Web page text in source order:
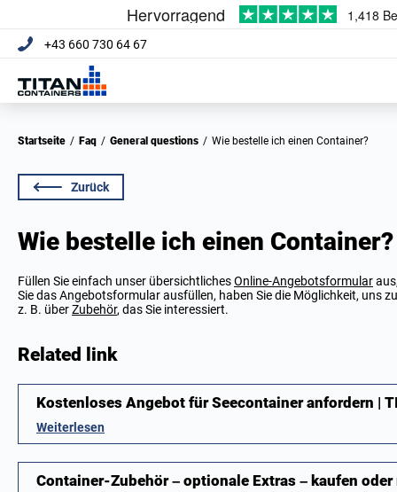
+43 660 730 64 67
Startseite / Faq / General questions / Wie bestelle ich einen Container?
Zurück
Wie bestelle ich einen Container?
Füllen Sie einfach unser übersichtlichesOnline-Angebotsformular
Sie das Angebotsformular ausfüllen, haben Sie die Möglichkeit, uns
z. B. überZubehör, das Sie interessiert.
Related link
Kostenloses Angebot für Seecontainer anfordern |
Weiterlesen
Container-Zubehör – optionale Extras – kaufen